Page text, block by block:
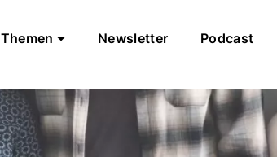
Themen Newsletter Podcast